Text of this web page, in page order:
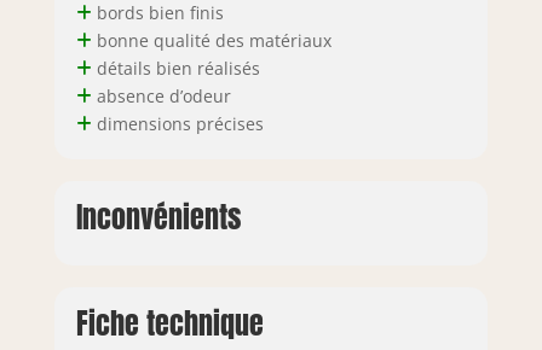
bords bien finis
bonne qualité des matériaux
détails bien réalisés
absence d’odeur
dimensions précises
Inconvénients
Fiche technique